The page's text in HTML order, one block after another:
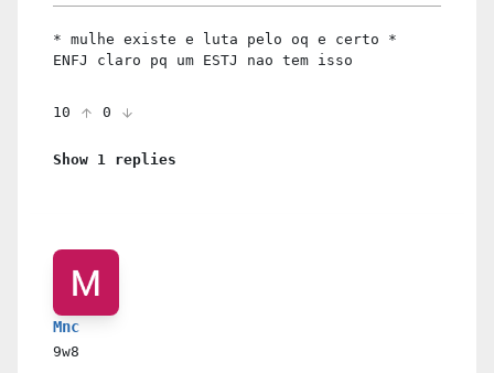
* mulhe existe e luta pelo oq e certo *
ENFJ claro pq um ESTJ nao tem isso
10 0
Show 1 replies
Mnc
9w8